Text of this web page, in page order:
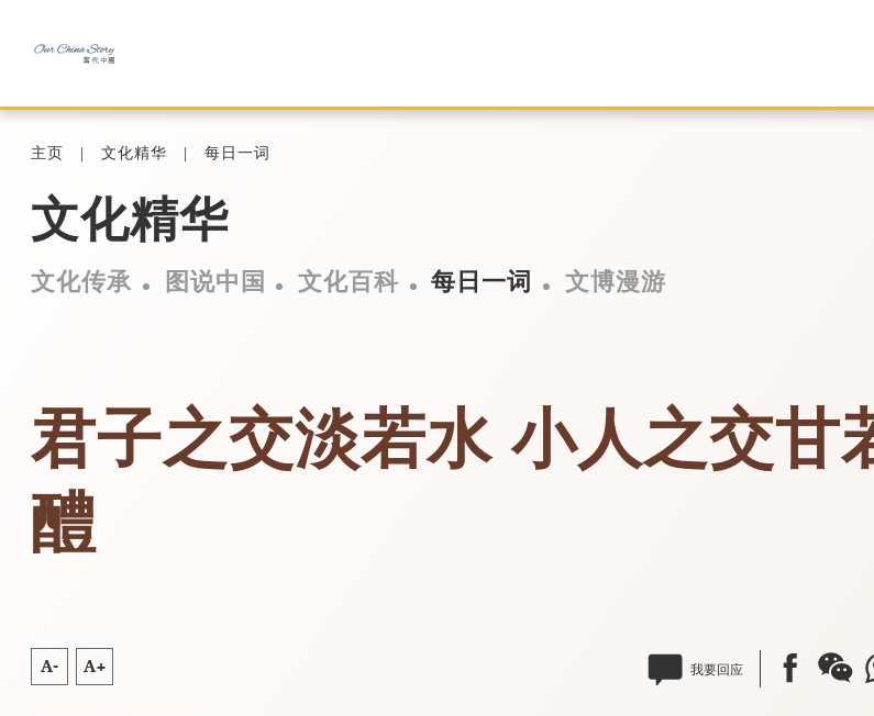
主页 文化精华 每日一词
文化精华
文化传承 图说中国 文化百科 每日一词 文博漫游
君子之交淡若水 小人之交甘
醴
A- A+ 我要回应